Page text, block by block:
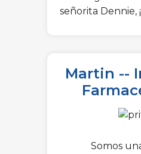
señorita Dennie,
Martin --
Somos